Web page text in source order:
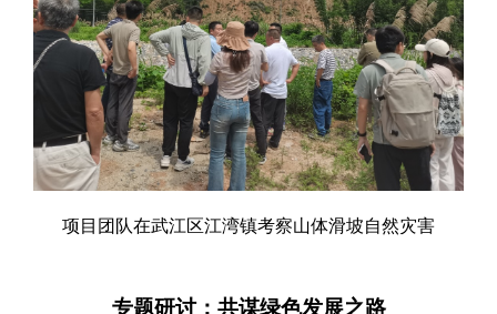
项目团队在武江区江湾镇考察山体滑坡自然灾害
专题研讨：共谋绿色发展之路